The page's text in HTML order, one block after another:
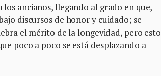
ancianos, llegando al grado en que,
discursos de honor y cuidado; se
el mérito de la longevidad, pero esto
poco a poco se está desplazando a